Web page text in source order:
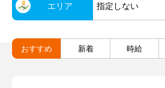
エリア 指定しない
おすすめ 新着 時給